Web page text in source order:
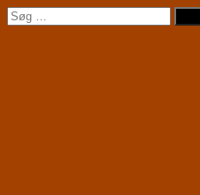
Videre
til
Søg
efter: